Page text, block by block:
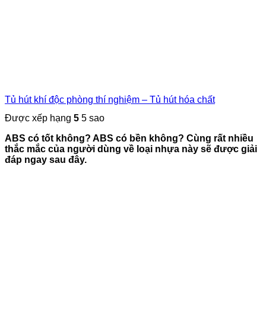
Tủ hút khí độc phòng thí nghiệm – Tủ hút hóa chất
Được xếp hạng 5 5 sao
ABS có tốt không? ABS có bền không? Cùng rất nhiều
thắc mắc của người dùng về loại nhựa này sẽ được giải
đáp ngay sau đây.